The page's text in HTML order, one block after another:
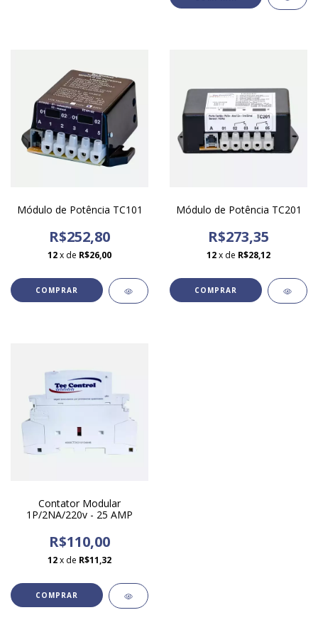
Módulo de Potência TC101
R$252,80
12x de R$26,00
COMPRAR
Módulo de Potência TC201
R$273,35
12x de R$28,12
COMPRAR
Contator Modular
1P/2NA/220v - 25 AMP
R$110,00
12x de R$11,32